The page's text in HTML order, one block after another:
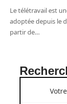
Le télétravail est
adoptée depuis le
partir de…